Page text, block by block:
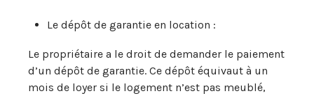
Le dépôt de garantie en location :
Le propriétaire a le droit de demander le paiement
d’un dépôt de garantie. Ce dépôt équivaut à un
mois de loyer si le logement n’est pas meublé,